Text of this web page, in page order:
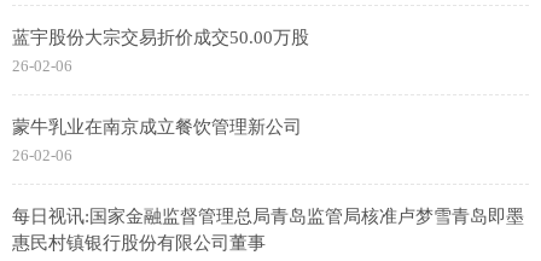
蓝宇股份大宗交易折价成交50.00万股
26-02-06
蒙牛乳业在南京成立餐饮管理新公司
26-02-06
每日视讯:国家金融监督管理总局青岛监管局核准卢梦雪青岛即墨
惠民村镇银行股份有限公司董事